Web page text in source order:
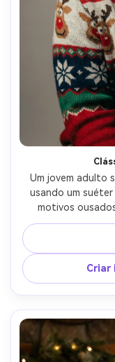
Um jovem adulto
usando um
motivos
punhos
realista e
neutro sem
preenchimento
moldura peito
foco nítido nos
gradação de
Criar